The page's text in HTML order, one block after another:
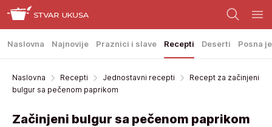
Naslovna Najnovije Praznici i slave Recepti Deserti Posna
Naslovna Recepti Jednostavni recepti
Recept za začinjeni
bulgur sa pečenom paprikom
Začinjeni bulgur sa pečenom paprikom